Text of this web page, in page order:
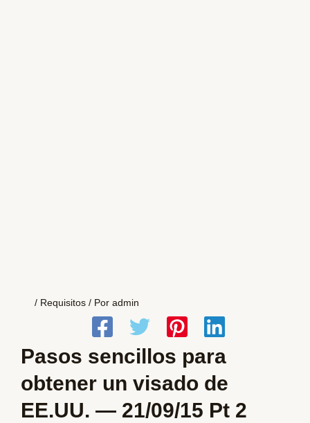
/ Requisitos / Por admin
Pasos sencillos para
obtener un visado de
EE.UU. — 21/09/15 Pt 2